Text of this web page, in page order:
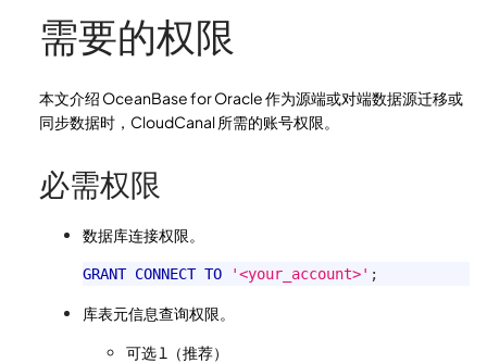
需要的权限
本文介绍 OceanBase for Oracle 作为源端或对端数据源迁移或
同步数据时，CloudCanal 所需的账号权限。
必需权限
数据库连接权限。
GRANT CONNECT TO '<your_account>' ;
库表元信息查询权限。
可选 1（推荐）